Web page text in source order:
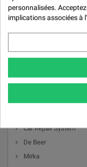
MARQUES
Car Repair System
De Beer
Mirka
personnalisées.
implications associées à